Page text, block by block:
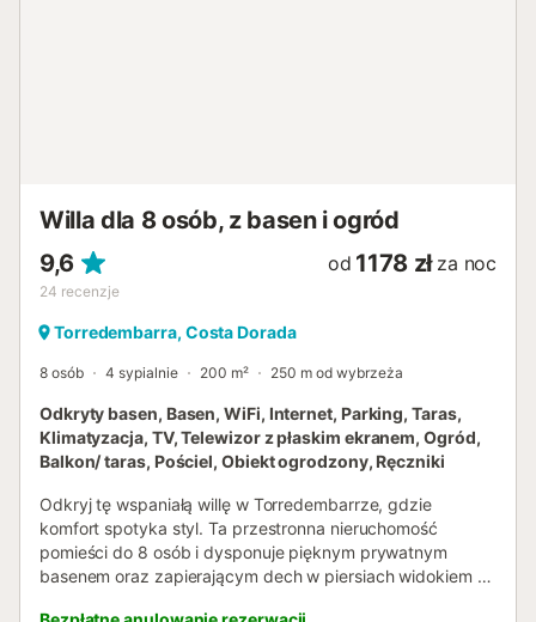
Willa dla 8 osób, z basen i ogród
9,6
24 recenzje
od 1178 zł za noc
Torredembarra, Costa Dorada
8 osób 4 sypialnie 200 m² 250 m od wybrzeża
Odkryty basen, Basen, WiFi, Internet, Parking, Taras,
Klimatyzacja, TV, Telewizor z płaskim ekranem, Ogród,
Balkon/ taras, Pościel, Obiekt ogrodzony, Ręczniki
Odkryj tę wspaniałą willę w Torredembarrze, gdzie
komfort spotyka styl. Ta przestronna nieruchomość
pomieści do 8 osób i dysponuje pięknym prywatnym
basenem oraz zapierającym dech w piersiach widokiem na